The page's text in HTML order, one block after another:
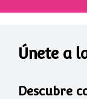
Únete a
Descubre